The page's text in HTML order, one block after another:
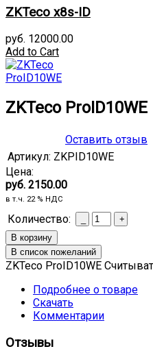
ZKTeco x8s-ID
руб. 12000.00
Add to Cart
ZKTeco ProID10WE
Оставить отзыв
Артикул: ZKPID10WE
Цена:
руб. 2150.00
в т.ч. 22 % НДС
Количество:
ZKTeco ProID10WE
Подробнее о товаре
Скачать
Комментарии
Отзывы